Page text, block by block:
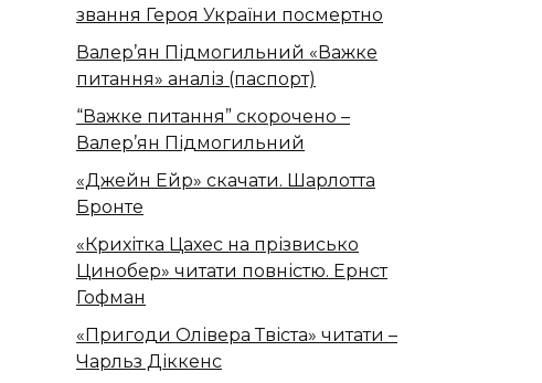
звання Героя України посмертно
Валер’ян Підмогильний «Важке
питання» аналіз (паспорт)
“Важке питання” скорочено –
Валер’ян Підмогильний
«Джейн Ейр» скачати. Шарлотта
Бронте
«Крихітка Цахес на прізвисько
Цинобер» читати повністю. Ернст
Гофман
«Пригоди Олівера Твіста» читати –
Чарльз Діккенс